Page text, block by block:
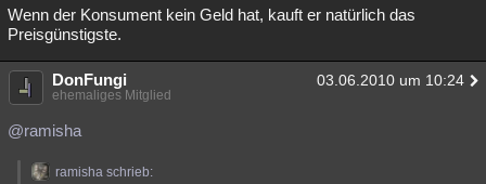
Wenn der Konsument kein Geld hat, kauft er natürlich das
Preisgünstigste.
DonFungi 03.06.2010 um 10:24
ehemaliges Mitglied
@ramisha
ramisha schrieb: